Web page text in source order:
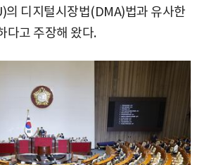
의 디지털시장법(DMA)법과 유사한
다고 주장해 왔다.